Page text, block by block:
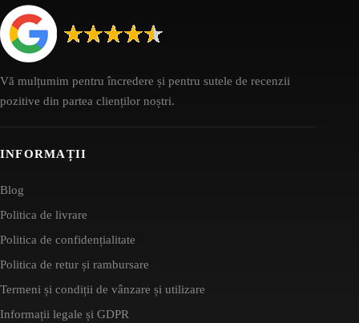
Vă mulțumim pentru încredere și pentru sutele de recenzii
pozitive din partea clienților noștri.
INFORMAȚII
Blog
Politica de livrare
Politica de confidențialitate
Politica de retur și rambursare
Termeni și condiții de vânzare și utilizare
Informații legale și GDPR